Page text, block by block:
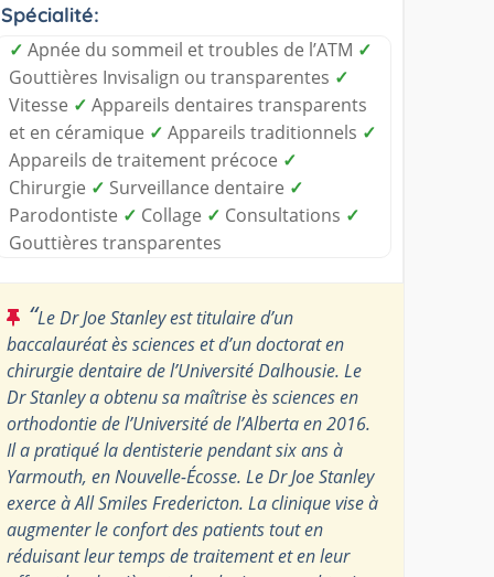
Spécialité:
✓ Apnée du sommeil et troubles de l’ATM ✓
Gouttières Invisalign ou transparentes ✓
Vitesse ✓ Appareils dentaires transparents
et en céramique ✓ Appareils traditionnels ✓
Appareils de traitement précoce ✓
Chirurgie ✓ Surveillance dentaire ✓
Parodontiste ✓ Collage ✓ Consultations ✓
Gouttières transparentes
“Le Dr Joe Stanley est titulaire d’un
baccalauréat ès sciences et d’un doctorat en
chirurgie dentaire de l’Université Dalhousie. Le
Dr Stanley a obtenu sa maîtrise ès sciences en
orthodontie de l’Université de l’Alberta en 2016.
Il a pratiqué la dentisterie pendant six ans à
Yarmouth, en Nouvelle-Écosse. Le Dr Joe Stanley
exerce à All Smiles Fredericton. La clinique vise à
augmenter le confort des patients tout en
réduisant leur temps de traitement et en leur